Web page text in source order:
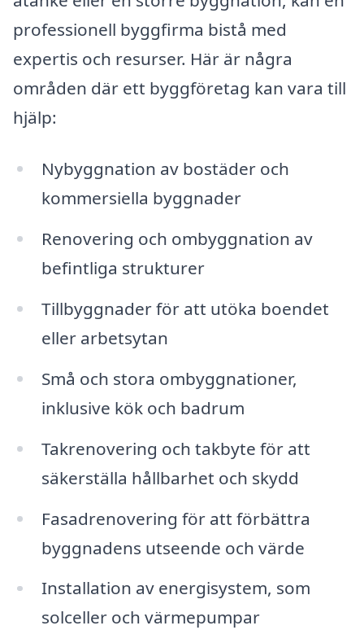
professionell byggfirma bistå med
expertis och resurser. Här är några
områden där ett byggföretag kan vara till
hjälp:
Nybyggnation av bostäder och
kommersiella byggnader
Renovering och ombyggnation av
befintliga strukturer
Tillbyggnader för att utöka boendet
eller arbetsytan
Små och stora ombyggnationer,
inklusive kök och badrum
Takrenovering och takbyte för att
säkerställa hållbarhet och skydd
Fasadrenovering för att förbättra
byggnadens utseende och värde
Installation av energisystem, som
solceller och värmepumpar